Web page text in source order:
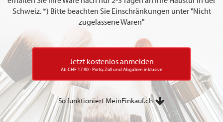
Schweiz. *) Bitte beachten Sie Einschränkungen unter "Nicht
zugelassene Waren"
Jetzt kostenlos anmelden
Ab CHF 17.90 - Porto, Zoll und Abgaben inklusive
So funktioniert MeinEinkauf.ch